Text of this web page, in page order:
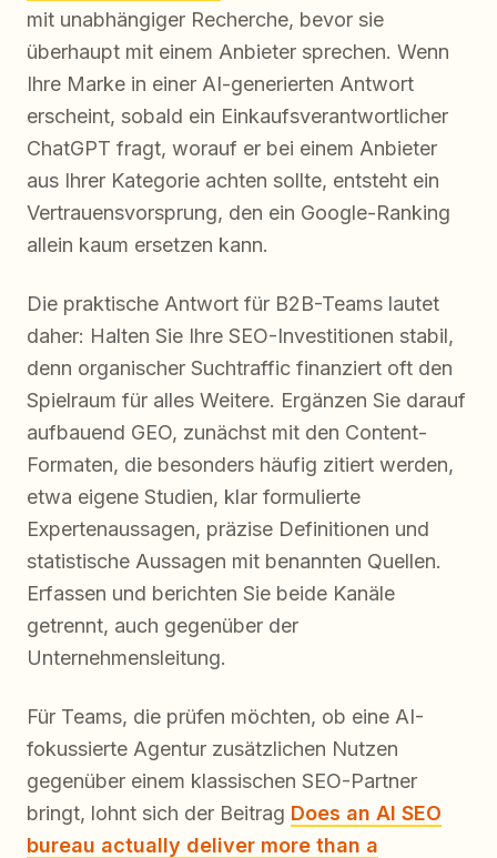
mit unabhängiger Recherche, bevor sie
überhaupt mit einem Anbieter sprechen. Wenn
Ihre Marke in einer AI-generierten Antwort
erscheint, sobald ein Einkaufsverantwortlicher
ChatGPT fragt, worauf er bei einem Anbieter
aus Ihrer Kategorie achten sollte, entsteht ein
Vertrauensvorsprung, den ein Google-Ranking
allein kaum ersetzen kann.
Die praktische Antwort für B2B-Teams lautet
daher: Halten Sie Ihre SEO-Investitionen stabil,
denn organischer Suchtraffic finanziert oft den
Spielraum für alles Weitere. Ergänzen Sie darauf
aufbauend GEO, zunächst mit den Content-
Formaten, die besonders häufig zitiert werden,
etwa eigene Studien, klar formulierte
Expertenaussagen, präzise Definitionen und
statistische Aussagen mit benannten Quellen.
Erfassen und berichten Sie beide Kanäle
getrennt, auch gegenüber der
Unternehmensleitung.
Für Teams, die prüfen möchten, ob eine AI-
fokussierte Agentur zusätzlichen Nutzen
gegenüber einem klassischen SEO-Partner
bringt, lohnt sich der Beitrag Does an AI SEO
bureau actually deliver more than a